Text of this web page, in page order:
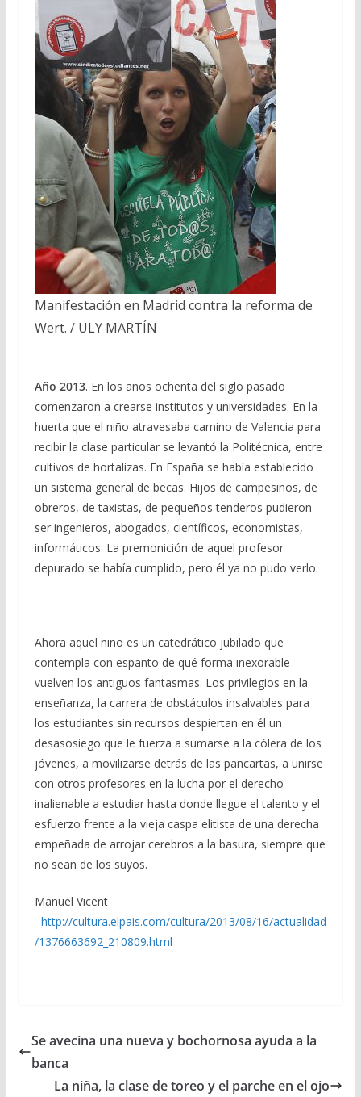
Manifestación en Madrid contra la reforma de
Wert. / ULY MARTÍN
Año 2013. En los años ochenta del siglo pasado
comenzaron a crearse institutos y universidades. En la
huerta que el niño atravesaba camino de Valencia para
recibir la clase particular se levantó la Politécnica, entre
cultivos de hortalizas. En España se había establecido
un sistema general de becas. Hijos de campesinos, de
obreros, de taxistas, de pequeños tenderos pudieron
ser ingenieros, abogados, científicos, economistas,
informáticos. La premonición de aquel profesor
depurado se había cumplido, pero él ya no pudo verlo.
Ahora aquel niño es un catedrático jubilado que
contempla con espanto de qué forma inexorable
vuelven los antiguos fantasmas. Los privilegios en la
enseñanza, la carrera de obstáculos insalvables para
los estudiantes sin recursos despiertan en él un
desasosiego que le fuerza a sumarse a la cólera de los
jóvenes, a movilizarse detrás de las pancartas, a unirse
con otros profesores en la lucha por el derecho
inalienable a estudiar hasta donde llegue el talento y el
esfuerzo frente a la vieja caspa elitista de una derecha
empeñada de arrojar cerebros a la basura, siempre que
no sean de los suyos.
Manuel Vicent
http://cultura.elpais.com/cultura/2013/08/16/actualidad
/1376663692_210809.html
Se avecina una nueva y bochornosa ayuda a la
banca
La niña, la clase de toreo y el parche en el ojo